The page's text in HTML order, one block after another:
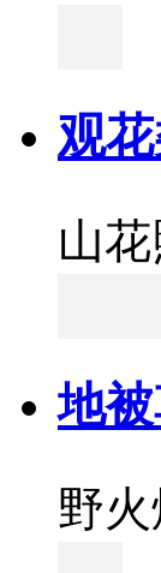
观
山
地
野